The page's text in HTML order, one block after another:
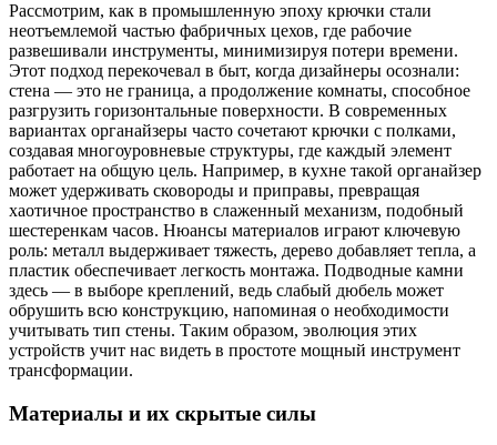
Рассмотрим, как в промышленную эпоху крючки стали
неотъемлемой частью фабричных цехов, где рабочие
развешивали инструменты, минимизируя потери времени.
Этот подход перекочевал в быт, когда дизайнеры осознали:
стена — это не граница, а продолжение комнаты, способное
разгрузить горизонтальные поверхности. В современных
вариантах органайзеры часто сочетают крючки с полками,
создавая многоуровневые структуры, где каждый элемент
работает на общую цель. Например, в кухне такой органайзер
может удерживать сковороды и приправы, превращая
хаотичное пространство в слаженный механизм, подобный
шестеренкам часов. Нюансы материалов играют ключевую
роль: металл выдерживает тяжесть, дерево добавляет тепла, а
пластик обеспечивает легкость монтажа. Подводные камни
здесь — в выборе креплений, ведь слабый дюбель может
обрушить всю конструкцию, напоминая о необходимости
учитывать тип стены. Таким образом, эволюция этих
устройств учит нас видеть в простоте мощный инструмент
трансформации.
Материалы и их скрытые силы